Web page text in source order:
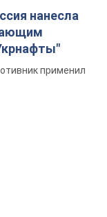
нанесла
применил